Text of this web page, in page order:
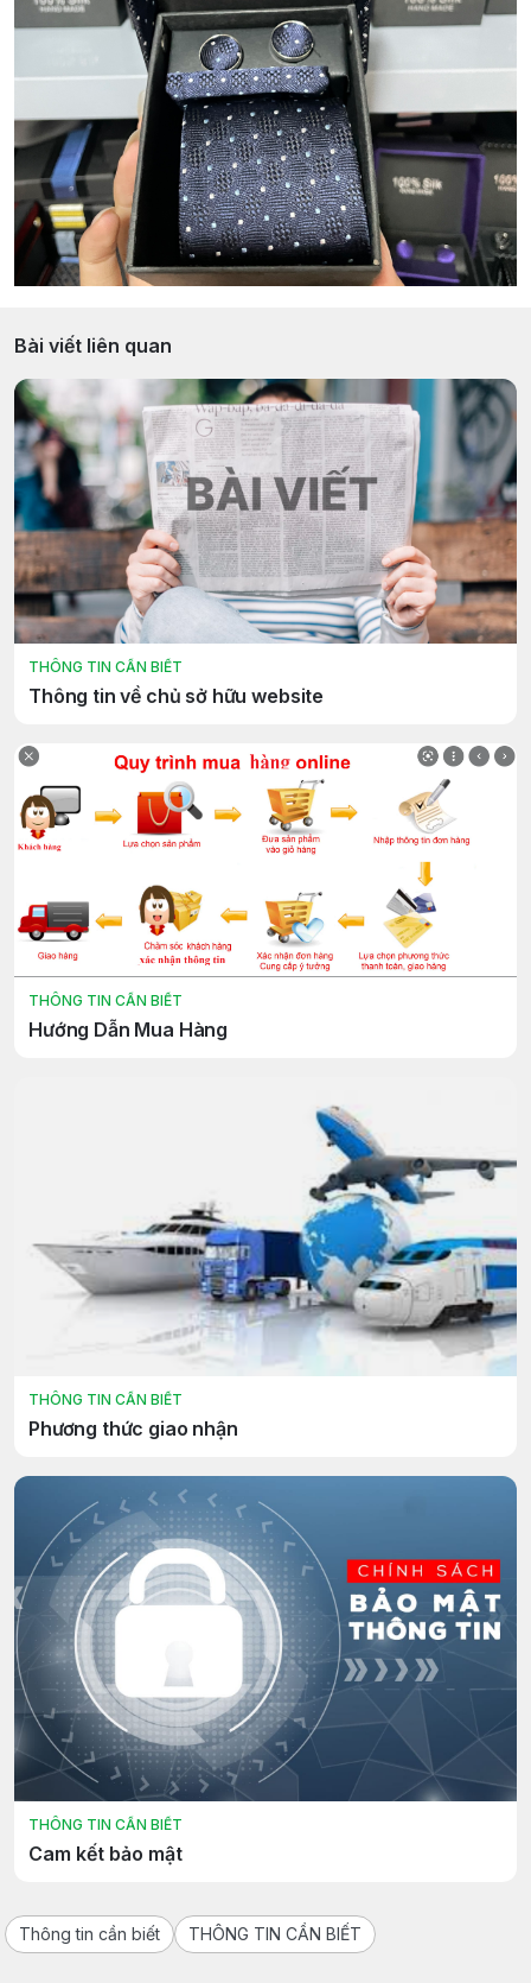
Bài viết liên quan
THÔNG TIN CẦN BIẾT
Thông tin về chủ sở hữu website
THÔNG TIN CẦN BIẾT
Hướng Dẫn Mua Hàng
THÔNG TIN CẦN BIẾT
Phương thức giao nhận
THÔNG TIN CẦN BIẾT
Cam kết bảo mật
Thông tin cần biết THÔNG TIN CẦN BIẾT